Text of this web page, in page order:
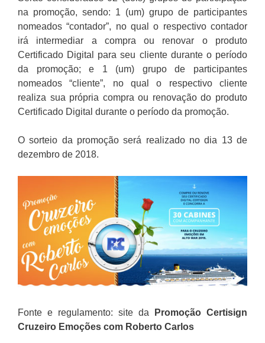
na promoção, sendo: 1 (um) grupo de participantes
nomeados “contador”, no qual o respectivo contador
irá intermediar a compra ou renovar o produto
Certificado Digital para seu cliente durante o período
da promoção; e 1 (um) grupo de participantes
nomeados “cliente”, no qual o respectivo cliente
realiza sua própria compra ou renovação do produto
Certificado Digital durante o período da promoção.
O sorteio da promoção será realizado no dia 13 de
dezembro de 2018.
Fonte e regulamento: site da Promoção Certisign
Cruzeiro Emoções com Roberto Carlos